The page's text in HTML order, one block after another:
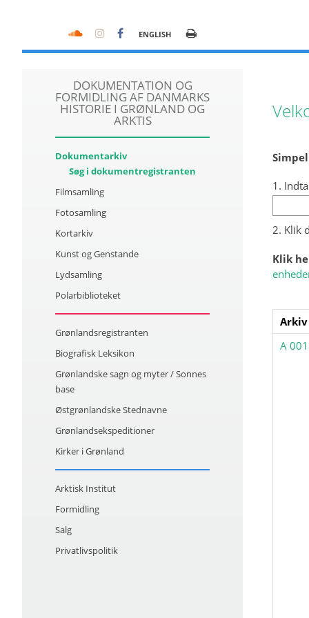
ENGLISH
DOKUMENTATION OG
FORMIDLING AF DANMARKS
HISTORIE I GRØNLAND OG
ARKTIS
Dokumentarkiv
Søg i dokumentregistranten
Filmsamling
Fotosamling
Kortarkiv
Kunst og Genstande
Lydsamling
Polarbiblioteket
Grønlandsregistranten
Biografisk Leksikon
Grønlandske sagn og myter / Sonnes
base
Østgrønlandske Stednavne
Grønlandsekspeditioner
Kirker i Grønland
Arktisk Institut
Formidling
Salg
Privatlivspolitik
1.
2. Klik
Klik
Arkiv
A 001